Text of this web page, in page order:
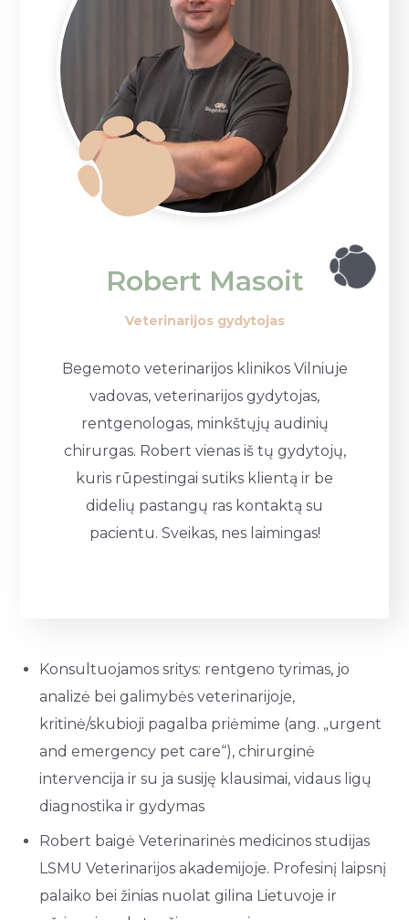
Robert Masoit
Veterinarijos gydytojas
Begemoto veterinarijos klinikos Vilniuje
vadovas, veterinarijos gydytojas,
rentgenologas, minkštųjų audinių
chirurgas. Robert vienas iš tų gydytojų,
kuris rūpestingai sutiks klientą ir be
didelių pastangų ras kontaktą su
pacientu. Sveikas, nes laimingas!
Konsultuojamos sritys: rentgeno tyrimas, jo
analizė bei galimybės veterinarijoje,
kritinė/skubioji pagalba priėmime (ang. „urgent
and emergency pet care“), chirurginė
intervencija ir su ja susiję klausimai, vidaus ligų
diagnostika ir gydymas
Robert baigė Veterinarinės medicinos studijas
LSMU Veterinarijos akademijoje. Profesinį laipsnį
palaiko bei žinias nuolat gilina Lietuvoje ir